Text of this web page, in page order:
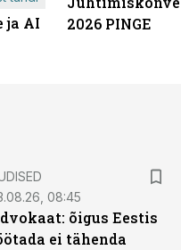
ja AI
2026 PINGE
08:45
õigus Eestis
ei tähenda